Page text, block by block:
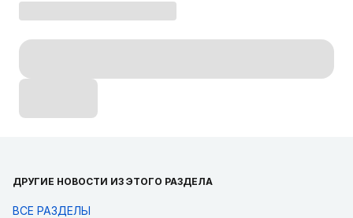
ДРУГИЕ НОВОСТИ ИЗ ЭТОГО РАЗДЕЛА
ВСЕ РАЗДЕЛЫ